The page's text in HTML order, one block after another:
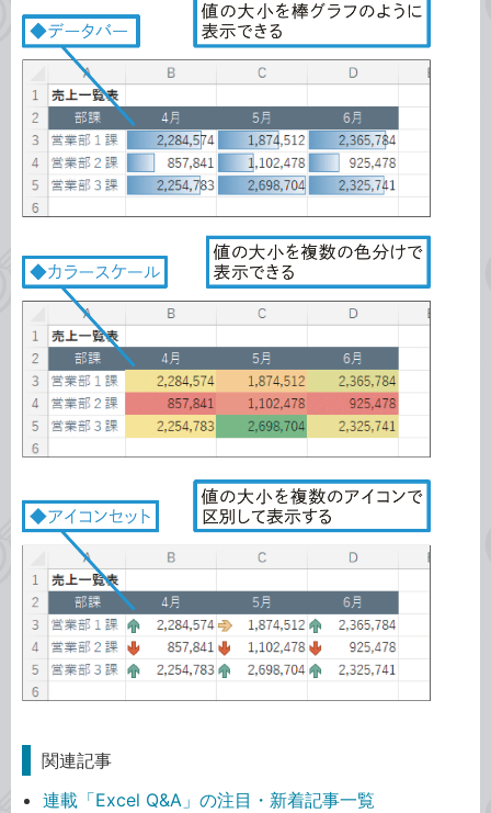
関連記事
連載「Excel Q&A」の注目・新着記事一覧